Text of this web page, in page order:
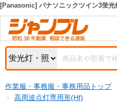
カテゴリー一覧
お知らせ
特集・キャンペーン一覧
初めての方へ
キーワード検索
検索条件
[Panasonic] パナソニックツイン3蛍
作業服・事務服・事務用品トップ
高周波点灯専用形(Hf)